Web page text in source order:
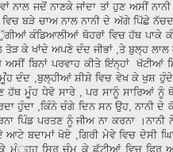
ਜਦੋਂ ਨਾਣਕੇ ਜਾਂਦਾ ਤਾਂ ਹੁਣ ਅਸੀਂ
ਵਿਚ ਬੜੇ ਚਾਅ ਨਾਲ ਨਾਨੀ ਦੇ ਅੱਗੇ ਪਿੱਛੇ
ਕੰਡਿਆਲੀਆਂ ਥੋਹਰਾਂ ਵਿਚ ਹੱਥ ਪਾਕੇ
ਤੋੜ ਕੇ ਖਾਂਦੇ ਅਪਣੇ ਦੰਦ ਜੀਭਾਂ ,ਤੇ ਬੁਲ੍ਹ ਲਾਲ
ਬਿਨਾਂ ਪਰਵਾਹ ਕੀਤੇ ਇਂਨ੍ਹਾਂ ਖੱਟੀਆਂ
ਦੰਦ ,ਬੁਲ੍ਹੀਆਂ ਸ਼ੀਸ਼ੇ ਵਿਚ ਵੇਖ ਕੇ ਖੁਸ਼ ਹੁੰਦੇ
ਹੱਥ ਮੂੰਹ ਧੇਵੋ ਸਾਰੇ , ਪਰ ਸਾਨੂੰ ਸਾਰਿਆਂ ਨੂੰ
ਹੁੰਦਾ ,ਕਿੰਨੇ ਚੰਗੇ ਦਿਨ ਸਨ ਉਹ, ਨਾਨੀ ਦੇ
ਪਿੰਡ ਪਰਤਣ ਨੂੰ ਜੀਅ ਨਾ ਕਰਨਾ ।ਨਾਨੀ
ਆਟੇ ਬਦਾਮਾਂ ਖੋਏ ,ਗਿਰੀ ਮੇਵੇ ਵਿਚ ਦੇਸੀ
ਕੇ ਮੂੰ੍ਹਹ ਸਿਰ ਚੁੰਮ ਕੇ ਛੁੱਟੀਆਂ ਵਿਚ ਫਿਰ